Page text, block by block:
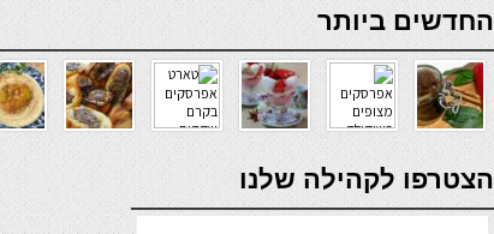
החדשים ביותר
verde casino
הצטרפו לקהילה שלנו